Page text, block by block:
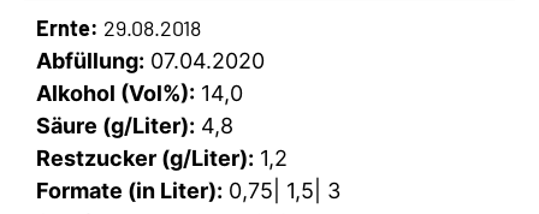
Ernte: 29.08.2018
Abfüllung: 07.04.2020
Alkohol (Vol%): 14,0
Säure (g/Liter): 4,8
Restzucker (g/Liter): 1,2
Formate (in Liter): 0,75| 1,5| 3